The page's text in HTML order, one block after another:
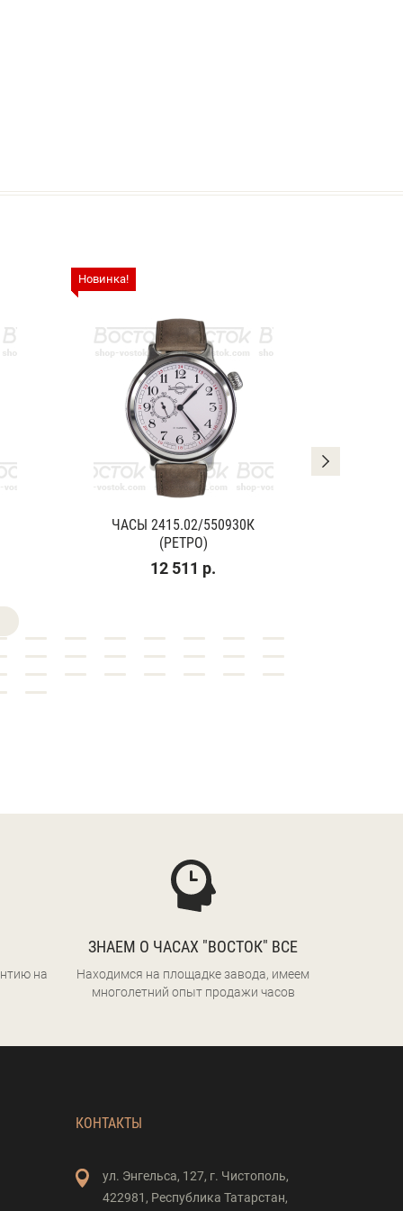
Новинка!
ЧАСЫ 2415.02/550930К
(РЕТРО)
12 511 р.
на
ЗНАЕМ О ЧАСАХ "ВОСТОК" ВСЕ
Находимся на площадке завода, имеем
многолетний опыт продажи часов
КОНТАКТЫ
ул. Энгельса, 127, г. Чистополь,
422981, Республика Татарстан,